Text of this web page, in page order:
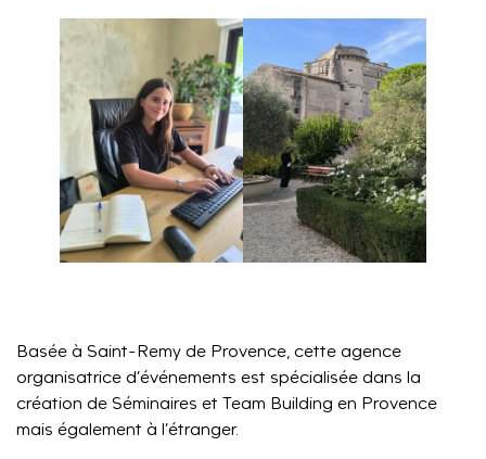
Basée à Saint-Remy de Provence, cette agence
organisatrice d’événements est spécialisée dans la
création de Séminaires et Team Building en Provence
mais également à l’étranger.